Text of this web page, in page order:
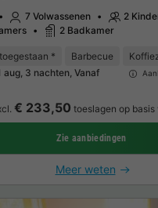
7 Volwassenen
2
2 Badkamer
* Barbecue
aug, 3 nachten, Vanaf
€ 233,50 toeslagen op basis
Zie aanbiedingen
Meer weten